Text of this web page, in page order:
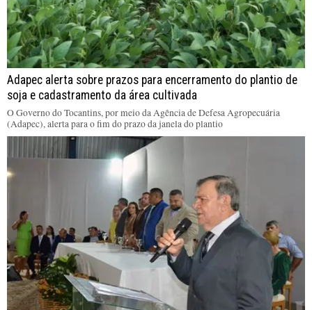
Adapec alerta sobre prazos para encerramento do plantio de
soja e cadastramento da área cultivada
O Governo do Tocantins, por meio da Agência de Defesa Agropecuária
(Adapec), alerta para o fim do prazo da janela do plantio